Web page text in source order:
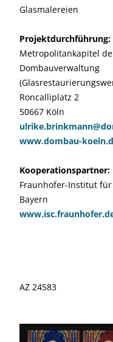
Glasmalereien
Projektdurchführung:
Metropolitankapitel
Dombauverwaltung
Roncalliplatz 2
50667 Köln
www.dombau-
Kooperationspartner:
Fraunhofer-Institut
Bayern
AZ 24583